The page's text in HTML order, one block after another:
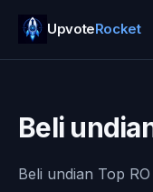
UpvoteRocket
Beli
Beli undian Top